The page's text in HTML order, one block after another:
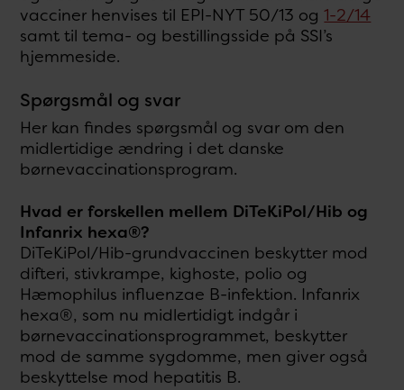
vacciner henvises til EPI-NYT 50/13 og1-2/14
samt til tema- og bestillingsside på SSI’s
hjemmeside.
Spørgsmål og svar
Her kan findes spørgsmål og svar om den
midlertidige ændring i det danske
børnevaccinationsprogram.
Hvad er forskellen mellem DiTeKiPol/Hib og
Infanrix hexa®?
DiTeKiPol/Hib-grundvaccinen beskytter mod
difteri, stivkrampe, kighoste, polio og
Hæmophilus influenzae B-infektion. Infanrix
hexa®, som nu midlertidigt indgår i
børnevaccinationsprogrammet, beskytter
mod de samme sygdomme, men giver også
beskyttelse mod hepatitis B.